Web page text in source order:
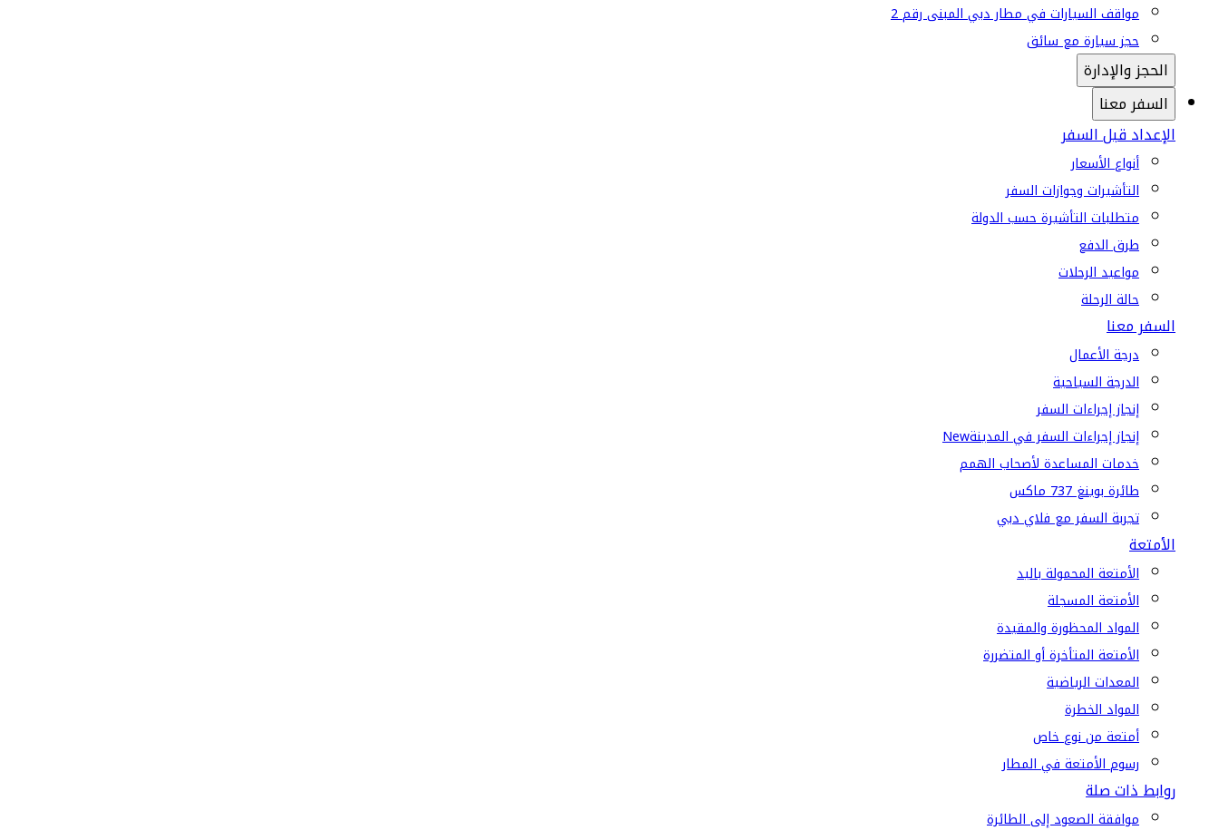
مواقف السيارات في مطار دبي المبنى رقم 2
حجز سيارة مع سائق
الحجز والإدارة
السفر معنا
الإعداد قبل السفر
أنواع الأسعار
التأشيرات وجوازات السفر
متطلبات التأشيرة حسب الدولة
طرق الدفع
مواعيد الرحلات
حالة الرحلة
السفر معنا
درجة الأعمال
الدرجة السياحية
إنجاز إجراءات السفر
إنجاز إجراءات السفر في المدينةNew
خدمات المساعدة لأصحاب الهمم
طائرة بوينغ 737 ماكس
تجربة السفر مع فلاي دبي
الأمتعة
الأمتعة المحمولة باليد
الأمتعة المسجلة
المواد المحظورة والمقيدة
الأمتعة المتأخرة أو المتضررة
المعدات الرياضية
المواد الخطرة
أمتعة من نوع خاص
رسوم الأمتعة في المطار
روابط ذات صلة
موافقة الصعود إلى الطائرة